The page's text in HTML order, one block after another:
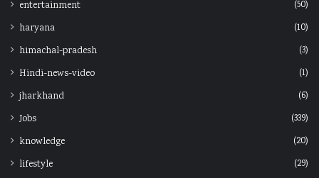
entertainment
(50)
haryana
(10)
himachal-pradesh
(3)
Hindi-news-video
(1)
jharkhand
(6)
Jobs
(339)
knowledge
(20)
lifestyle
(29)